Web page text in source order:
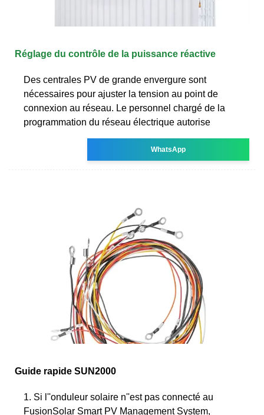
Réglage du contrôle de la puissance réactive
Des centrales PV de grande envergure sont
nécessaires pour ajuster la tension au point de
connexion au réseau. Le personnel chargé de la
programmation du réseau électrique autorise
WhatsApp
Guide rapide SUN2000
1. Si l''onduleur solaire n''est pas connecté au
FusionSolar Smart PV Management System,